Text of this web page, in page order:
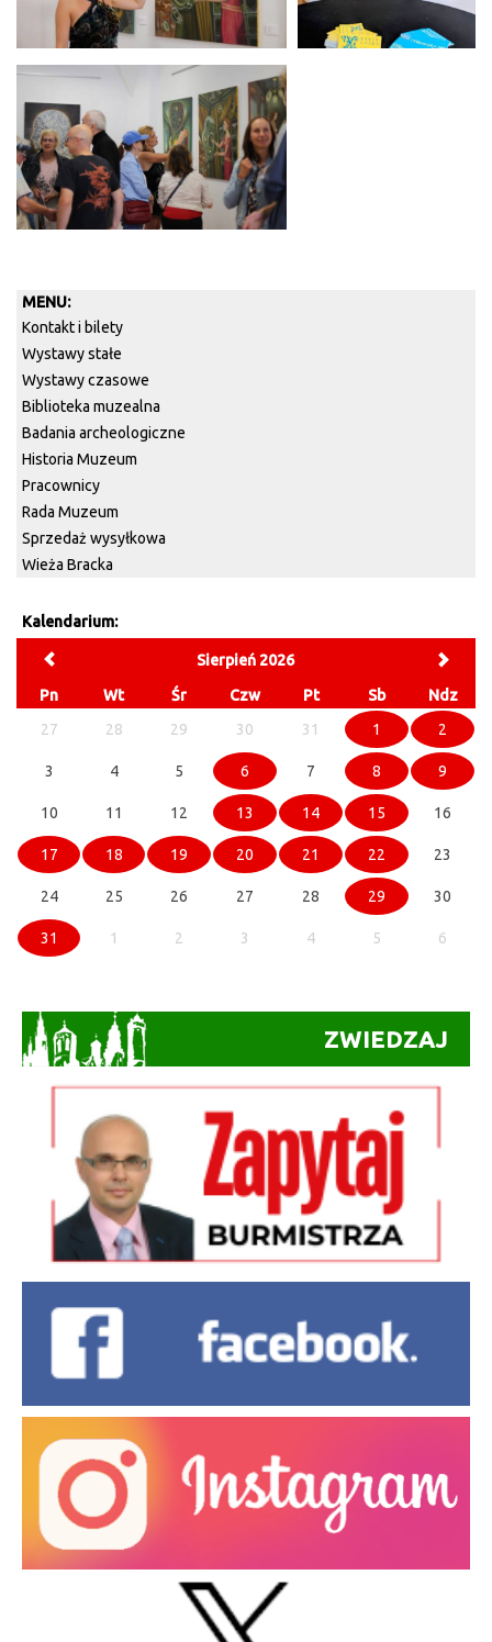
MENU:
Kontakt i bilety
Wystawy stałe
Wystawy czasowe
Biblioteka muzealna
Badania archeologiczne
Historia Muzeum
Pracownicy
Rada Muzeum
Sprzedaż wysyłkowa
Wieża Bracka
Kalendarium:
Sierpień 2026
Pn
Wt Śr Czw Pt Sb
Ndz
27
28 29 30 31 1 2
3 4 5 6 7 8 9
10 11 12 13 14 15 16
17 18 19 20 21 22 23
24 25 26 27 28 29 30
31 1 2 3 4 5 6
ZWIEDZAJ